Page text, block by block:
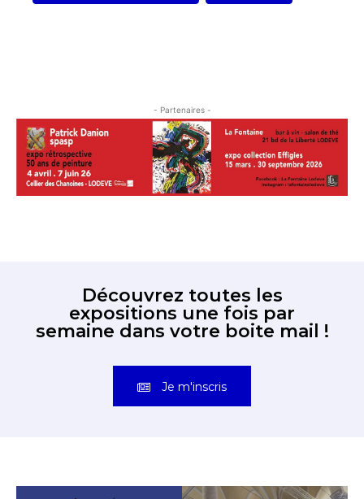
- Partenaires -
Découvrez toutes les
expositions une fois par
semaine dans votre boite mail !
Je m'inscris